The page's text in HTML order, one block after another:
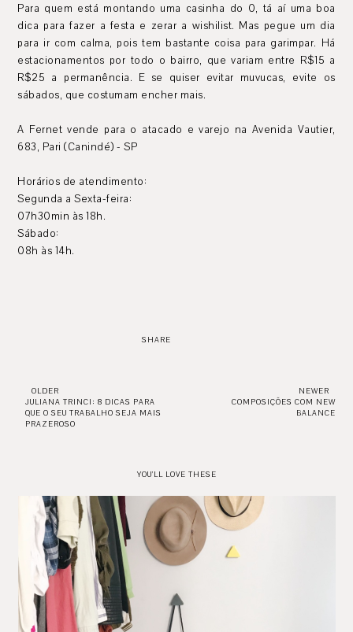
Para quem está montando uma casinha do 0, tá aí uma boa
dica para fazer a festa e zerar a wishilist. Mas pegue um dia
para ir com calma, pois tem bastante coisa para garimpar. Há
estacionamentos por todo o bairro, que variam entre R$15 a
R$25 a permanência. E se quiser evitar muvucas, evite os
sábados, que costumam encher mais.
A Fernet vende para o atacado e varejo na Avenida Vautier,
683, Pari (Canindé) - SP
Horários de atendimento:
Segunda a Sexta-feira:
07h30min às 18h.
Sábado:
08h às 14h.
SHARE
OLDER
JULIANA TRINCI: 8 DICAS PARA
QUE O SEU TRABALHO SEJA MAIS
PRAZEROSO
NEWER
COMPOSIÇÕES COM NEW
BALANCE
YOU'LL LOVE THESE